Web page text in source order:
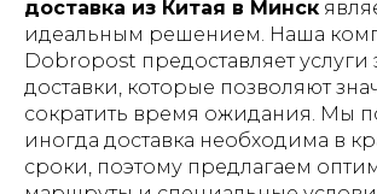
доставка из Китая в Минск
идеальным решением. Наша
Dobropost предоставляет услуги
доставки, которые позволяют
сократить время ожидания. Мы
иногда доставка необходима в
сроки, поэтому предлагаем